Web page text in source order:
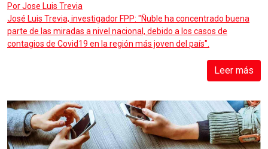
PorJose Luis Trevia
José Luis Trevia, investigador FPP: "Ñuble ha concentrado buena
parte de las miradas a nivel nacional, debido a los casos de
contagios de Covid19 en la región más joven del país".
Leer más